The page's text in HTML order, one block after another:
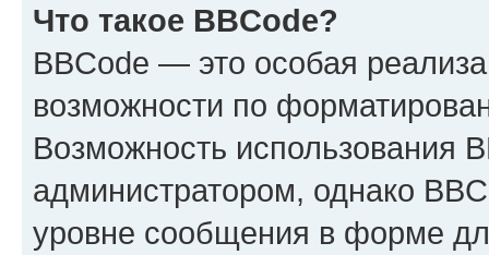
Что такое BBCode?
BBCode — это особая
возможности по
Возможность использования
администратором, однако
уровне сообщения в форме